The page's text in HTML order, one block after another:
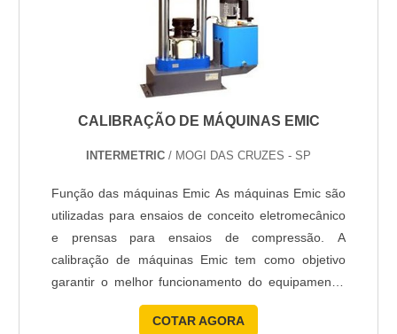
CALIBRAÇÃO DE MÁQUINAS EMIC
INTERMETRIC / MOGI DAS CRUZES - SP
Função das máquinas Emic As máquinas Emic são
utilizadas para ensaios de conceito eletromecânico
e prensas para ensaios de compressão. A
calibração de máquinas Emic tem como objetivo
garantir o melhor funcionamento do equipamento,
permitindo uma maior agilidade dentro do ambiente
industrial. Vantagens dos serviços de calibração de
COTAR AGORA